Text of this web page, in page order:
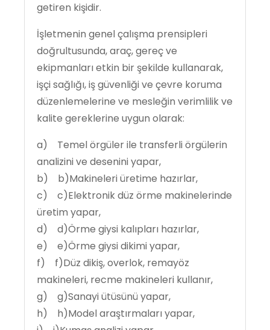
getiren kişidir.
İşletmenin genel çalışma prensipleri
doğrultusunda, araç, gereç ve
ekipmanları etkin bir şekilde kullanarak,
işçi sağlığı, iş güvenliği ve çevre koruma
düzenlemelerine ve mesleğin verimlilik ve
kalite gereklerine uygun olarak:
a) Temel örgüler ile transferli örgülerin
analizini ve desenini yapar,
b) b)Makineleri üretime hazırlar,
c) c)Elektronik düz örme makinelerinde
üretim yapar,
d) d)Örme giysi kalıpları hazırlar,
e) e)Örme giysi dikimi yapar,
f) f)Düz dikiş, overlok, remayöz
makineleri, recme makineleri kullanır,
g) g)Sanayi ütüsünü yapar,
h) h)Model araştırmaları yapar,